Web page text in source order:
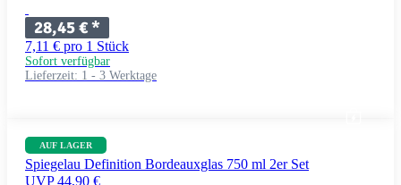
28,45 €*
7,11 € pro 1 Stück
Sofort verfügbar
Lieferzeit: 1 - 3 Werktage
AUF LAGER
Spiegelau Definition Bordeauxglas 750 ml 2er Set
UVP 44,90 €